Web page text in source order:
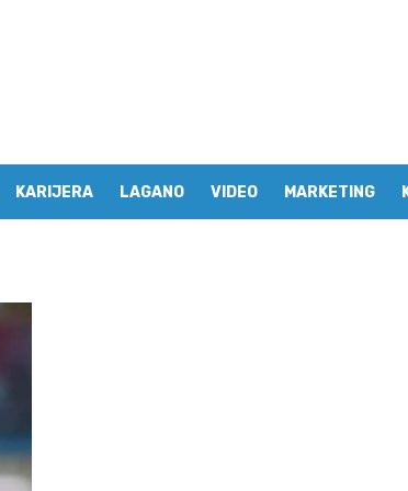
KARIJERA LAGANO VIDEO MARKETING